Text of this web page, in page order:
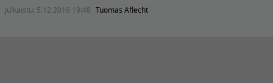
Julkaistu: 5.12.2016 19:48 Tuomas Aflecht